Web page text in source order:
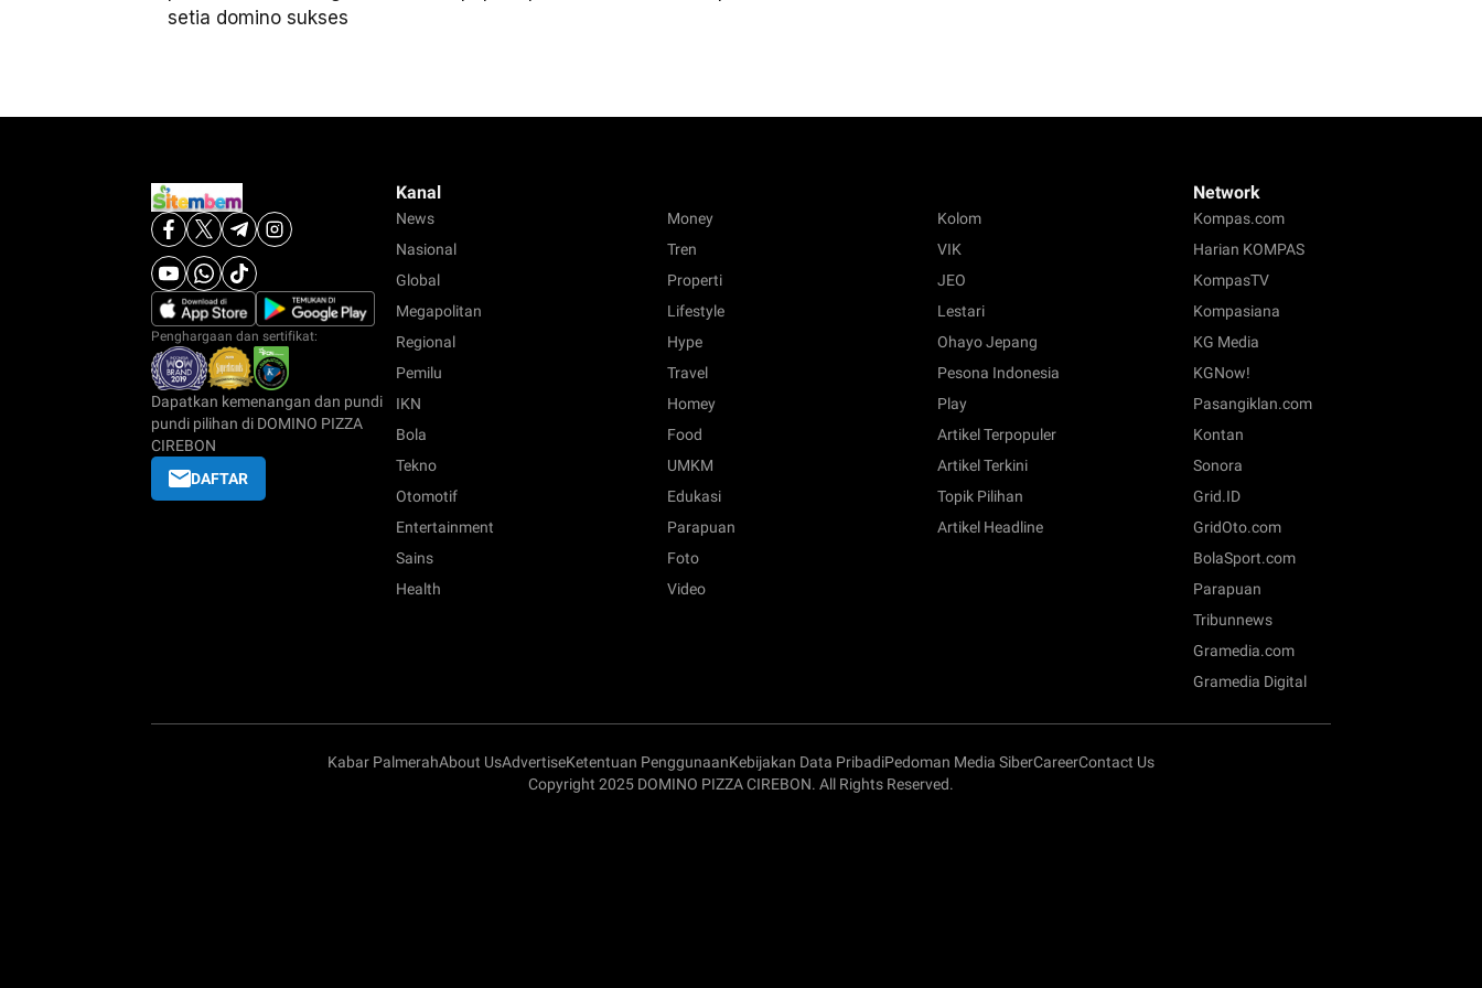
setia domino sukses
Penghargaan dan sertifikat:
Dapatkan kemenangan dan pundi
pundi pilihan di DOMINO PIZZA
CIREBON
DAFTAR
Kanal
News
Nasional
Global
Megapolitan
Regional
Pemilu
IKN
Bola
Tekno
Otomotif
Entertainment
Sains
Health
Money
Tren
Properti
Lifestyle
Hype
Travel
Homey
Food
UMKM
Edukasi
Parapuan
Foto
Video
Kolom
VIK
JEO
Lestari
Ohayo Jepang
Pesona Indonesia
Play
Artikel Terpopuler
Artikel Terkini
Topik Pilihan
Artikel Headline
Network
Kompas.com
Harian KOMPAS
KompasTV
Kompasiana
KG Media
KGNow!
Pasangiklan.com
Kontan
Sonora
Grid.ID
GridOto.com
BolaSport.com
Parapuan
Tribunnews
Gramedia.com
Gramedia Digital
Kabar PalmerahAbout UsAdvertiseKetentuan PenggunaanKebijakan Data PribadiPedoman Media SiberCareerContact Us
Copyright 2025 DOMINO PIZZA CIREBON. All Rights Reserved.